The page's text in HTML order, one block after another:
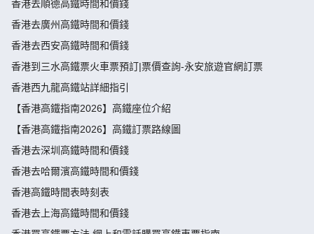
香港去順德高鐵時間和價錢
香港去廣州高鐵時間和價錢
香港去西安高鐵時間和價錢
香港到三水高鐵票火車票預訂|票價查詢-永安旅遊官網訂票
香港西九龍高鐵站詳細指引
【香港高鐵指南2026】高鐵座位介紹
【香港高鐵指南2026】高鐵訂票路線圖
香港去深圳高鐵時間和價錢
香港去哈爾濱高鐵時間和價錢
香港高鐵時間表時刻表
香港去上海高鐵時間和價錢